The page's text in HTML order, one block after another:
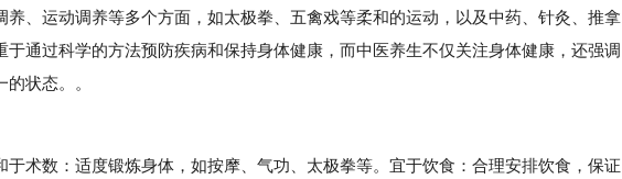
运动调养等多个方面，如太极拳、五禽戏等柔和的运动，以及中药、针灸、推拿
通过科学的方法预防疾病和保持身体健康，而中医养生不仅关注身体健康，还强调
状态。。
数：适度锻炼身体，如按摩、气功、太极拳等。宜于饮食：合理安排饮食，保证